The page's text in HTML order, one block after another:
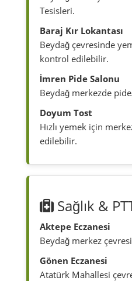
Tesisleri.
Baraj Kır Lokantası
Beydağ çevresinde
kontrol edilebilir.
İmren Pide Salonu
Beydağ merkezde
Doyum Tost
Hızlı yemek için
edilebilir.
Sağlık &
Aktepe Eczanesi
Beydağ merkez
Gönen Eczanesi
Atatürk Mahallesi